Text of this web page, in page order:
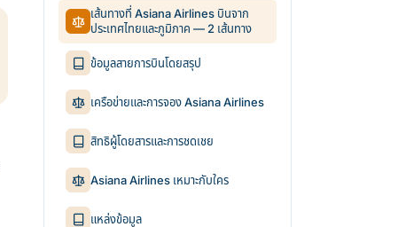
เส้นทางที่ Asiana Airlines บินจาก
ประเทศไทยและภูมิภาค — 2 เส้นทาง
ข้อมูลสายการบินโดยสรุป
เครือข่ายและการจอง Asiana Airlines
สิทธิผู้โดยสารและการชดเชย
Asiana Airlines เหมาะกับใคร
แหล่งข้อมูล